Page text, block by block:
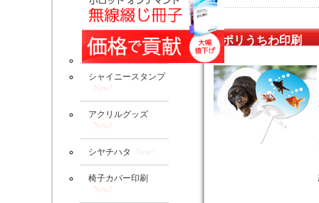
ポリうちわ印刷
シャイニースタンプ
New!
アクリルグッズ
New!
シヤチハタ New!
椅子カバー印刷
New!